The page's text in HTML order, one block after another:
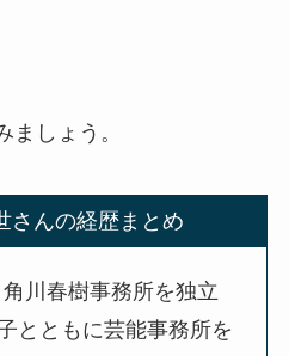
ましょう。
さんの経歴まとめ
川春樹事務所を独立
とともに芸能事務所を